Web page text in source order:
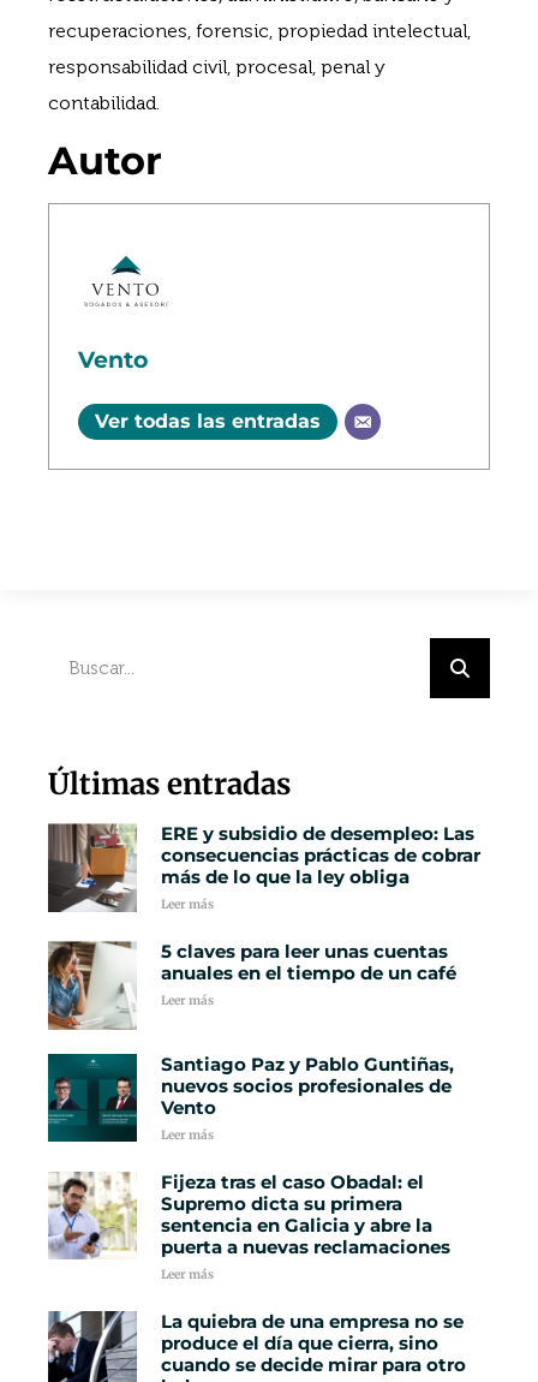
recuperaciones, forensic, propiedad intelectual,
responsabilidad civil, procesal, penal y
contabilidad.
Autor
Vento
Ver todas las entradas
Últimas entradas
ERE y subsidio de desempleo: Las
consecuencias prácticas de cobrar
más de lo que la ley obliga
Leer más
5 claves para leer unas cuentas
anuales en el tiempo de un café
Leer más
Santiago Paz y Pablo Guntiñas,
nuevos socios profesionales de
Vento
Leer más
Fijeza tras el caso Obadal: el
Supremo dicta su primera
sentencia en Galicia y abre la
puerta a nuevas reclamaciones
Leer más
La quiebra de una empresa no se
produce el día que cierra, sino
cuando se decide mirar para otro